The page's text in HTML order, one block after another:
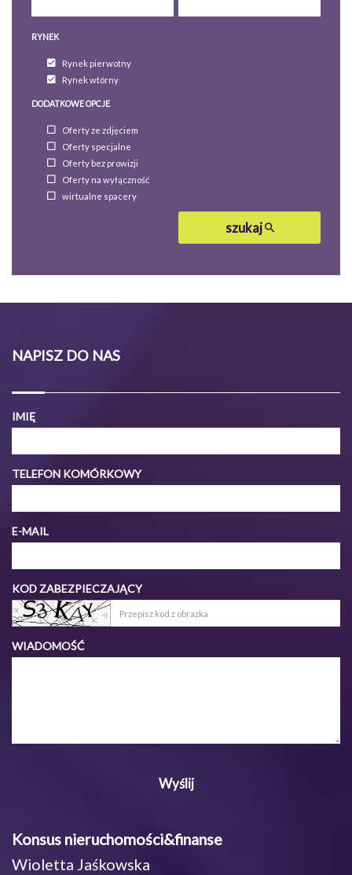
RYNEK
Rynek pierwotny
Rynek wtórny
DODATKOWE OPCJE
Oferty ze zdjęciem
Oferty specjalne
Oferty bez prowizji
Oferty na wyłączność
wirtualne spacery
szukaj
NAPISZ DO NAS
IMIĘ
TELEFON KOMÓRKOWY
E-MAIL
KOD ZABEZPIECZAJĄCY
WIADOMOŚĆ
Konsus nieruchomości&finanse
Wioletta Jaśkowska